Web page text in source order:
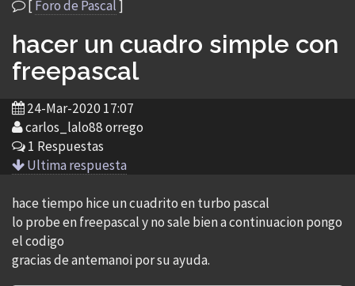
[Foro de Pascal]
hacer un cuadro simple con
freepascal
24-Mar-2020 17:07
carlos_lalo88 orrego
1 Respuestas
Ultima respuesta
hace tiempo hice un cuadrito en turbo pascal
lo probe en freepascal y no sale bien a continuacion pongo
el codigo
gracias de antemanoi por su ayuda.